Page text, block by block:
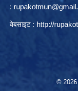
:
वेबसाइट : http://
© 2026